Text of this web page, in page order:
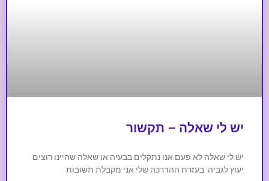
יש לי שאלה – תקשור
יש לי שאלה לא פעם אנו נתקלים בבעיה או שאלה שהיינו רוצים
יעוץ לגביה. בעזרת ההדרכה שלי אני מקבלת תשובות